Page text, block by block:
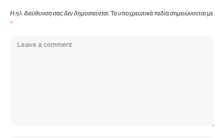
Η ηλ. διεύθυνση σας δεν δημοσιεύεται. Τα υποχρεωτικά πεδία σημειώνονται με
*